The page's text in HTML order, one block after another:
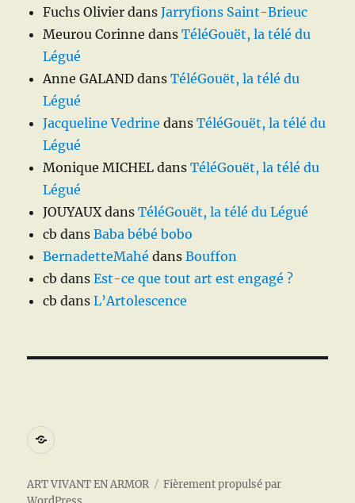
Fuchs Olivier dansJarryfions Saint-Brieuc
Meurou Corinne dansTéléGouët, la télé du
Légué
Anne GALAND dansTéléGouët, la télé du
Légué
Jacqueline Vedrine dansTéléGouët, la télé du
Légué
Monique MICHEL dansTéléGouët, la télé du
Légué
JOUYAUXdansTéléGouët, la télé du Légué
cb dansBaba bébé bobo
BernadetteMahé dansBouffon
cb dansEst-ce que tout art est engagé ?
cb dansL’Artolescence
A
ART VIVANT EN ARMOR
Fièrement propulsé par